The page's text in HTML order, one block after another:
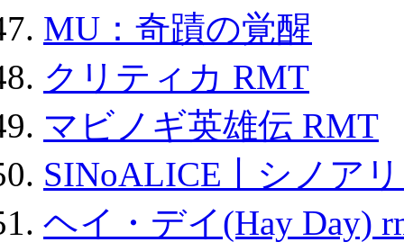
MU：奇蹟の覚醒
クリティカ RMT
マビノギ英雄伝 RMT
SINoALICE丨シノア
ヘイ・デイ(Hay Day)